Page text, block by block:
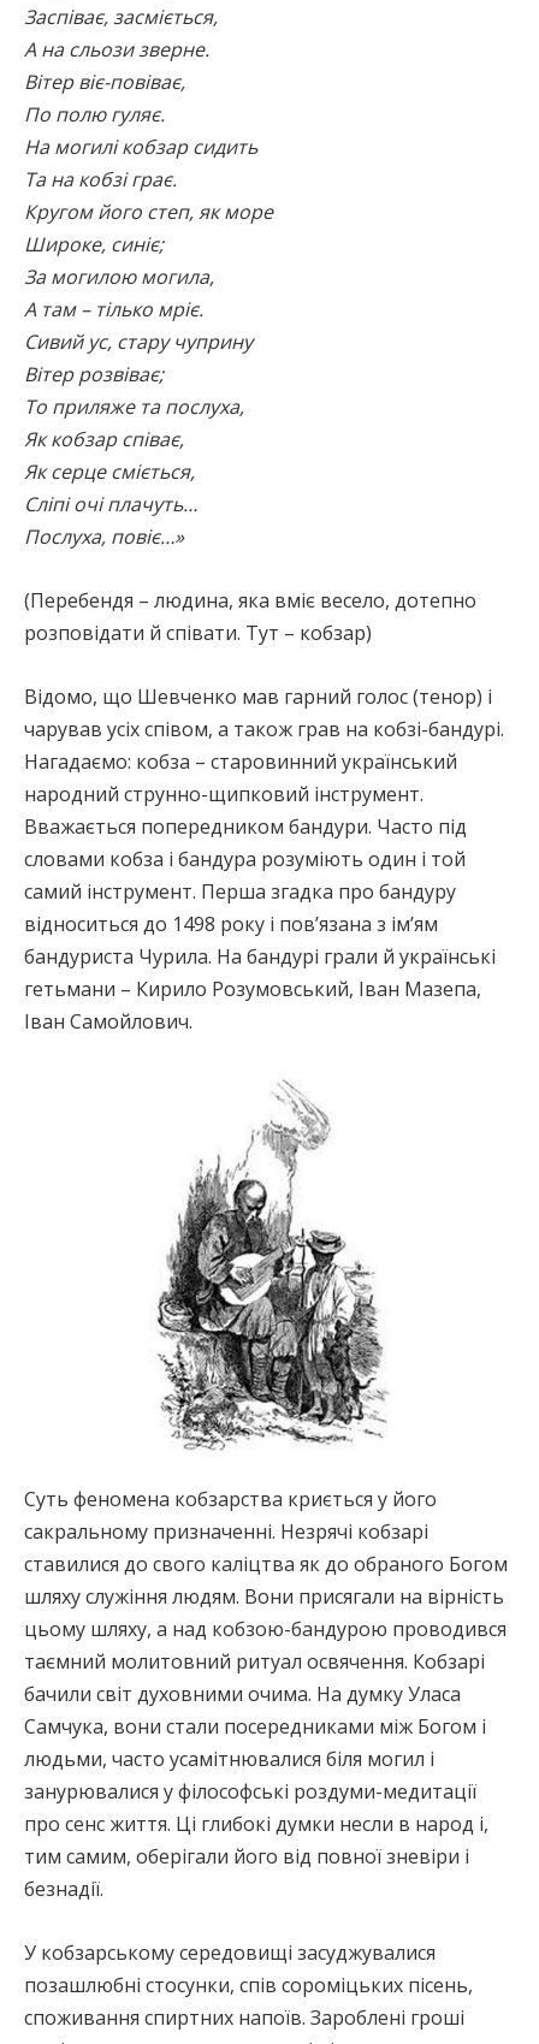
Заспіває, засміється,
А на сльози зверне.
Вітер віє-повіває,
По полю гуляє.
На могилі кобзар сидить
Та на кобзі грає.
Кругом його степ, як море
Широке, синіє;
За могилою могила,
А там – тілько мріє.
Сивий ус, стару чуприну
Вітер розвіває;
То приляже та послуха,
Як кобзар співає,
Як серце сміється,
Сліпі очі плачуть…
Послуха, повіє…»
(Перебендя – людина, яка вміє весело, дотепно
розповідати й співати. Тут – кобзар)
Відомо, що Шевченко мав гарний голос (тенор) і
чарував усіх співом, а також грав на кобзі-бандурі.
Нагадаємо: кобза – старовинний український
народний струнно-щипковий інструмент.
Вважається попередником бандури. Часто під
словами кобза і бандура розуміють один і той
самий інструмент. Перша згадка про бандуру
відноситься до 1498 року і пов’язана з ім’ям
бандуриста Чурила. На бандурі грали й українські
гетьмани – Кирило Розумовський, Іван Мазепа,
Іван Самойлович.
Суть феномена кобзарства криється у його
сакральному призначенні. Незрячі кобзарі
ставилися до свого каліцтва як до обраного Богом
шляху служіння людям. Вони присягали на вірність
цьому шляху, а над кобзою-бандурою проводився
таємний молитовний ритуал освячення. Кобзарі
бачили світ духовними очима. На думку Уласа
Самчука, вони стали посередниками між Богом і
людьми, часто усамітнювалися біля могил і
занурювалися у філософські роздуми-медитації
про сенс життя. Ці глибокі думки несли в народ і,
тим самим, оберігали його від повної зневіри і
безнадії.
У кобзарському середовищі засуджувалися
позашлюбні стосунки, спів сороміцьких пісень,
споживання спиртних напоїв. Зароблені гроші